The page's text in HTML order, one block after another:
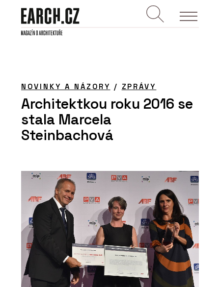
NOVINKY A NÁZORY / ZPRÁVY
Architektkou roku 2016 se
stala Marcela
Steinbachová